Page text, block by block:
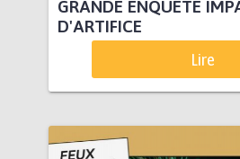
GRANDE ENQUÊTE
D'ARTIFICE
Lire